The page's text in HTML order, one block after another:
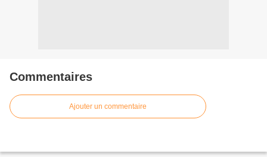
Commentaires
Ajouter un commentaire